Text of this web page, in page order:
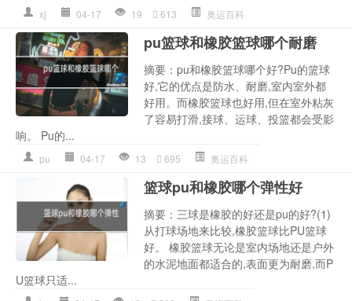
xj 04-17 19 613 奥运百科
pu篮球和橡胶篮球哪个耐磨
摘要：pu和橡胶篮球哪个好?Pu的篮球
好,它的优点是防水、耐磨,室内室外都
好用。而橡胶篮球也好用,但在室外粘灰
了容易打滑,接球、运球、投篮都会受影
响。 Pu的...
pu 04-17 13 695 奥运百科
篮球pu和橡胶哪个弹性好
摘要：三球是橡胶的好还是pu的好?(1)
从打球场地来比较,橡胶篮球比PU篮球
好。 橡胶篮球无论是室内场地还是户外
的水泥地面都适合的,表面更为耐磨,而P
U篮球只适...